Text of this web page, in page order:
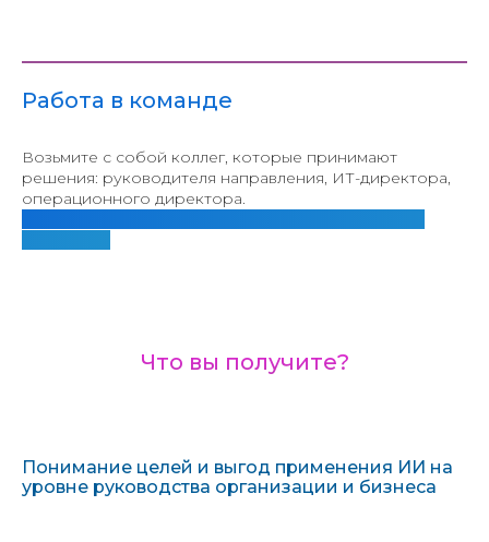
Работа в команде
Возьмите с собой коллег, которые принимают
решения: руководителя направления, ИТ-директора,
операционного директора.
Что вы получите?
Понимание целей и выгод применения ИИ на
уровне руководства организации и бизнеса